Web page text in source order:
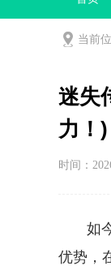
当前
迷失
力！)
时间：
如今
优势，